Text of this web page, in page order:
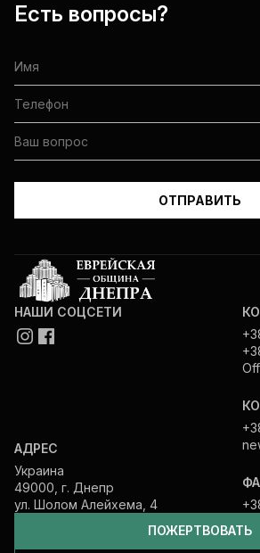
Есть вопросы?
ПОЖЕРТВОВАТЬ
НАШИ СОЦСЕТИ
АДРЕС
Украина
49000, г. Днепр
ул. Шолом Алейхема, 4